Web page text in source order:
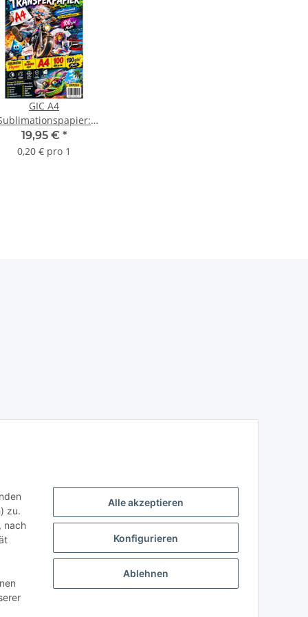
GIC A4
Transferpapier für
und Feststoffe
19,95 € *
0,20 € pro 1
zu.
nach
Alle akzeptieren
Konfigurieren
Ablehnen